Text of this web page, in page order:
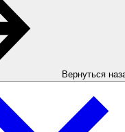
Вернуться